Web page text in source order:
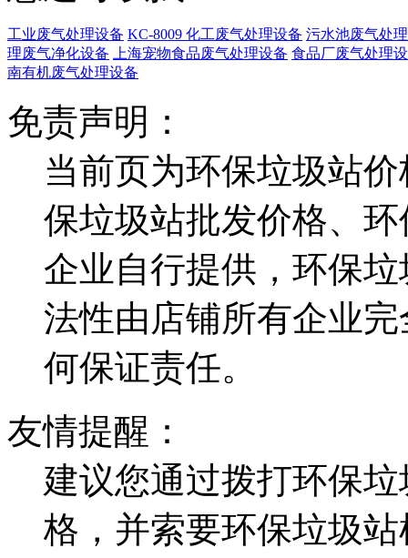
工业废气处理设备 KC-8009 化工废气处理设备 污水池废气处
理废气净化设备
上海宠物食品废气处理设备 食品厂废气处理
南有机废气处理设备
免责声明：
当前页为环保垃圾站
保垃圾站批发价格、
企业自行提供，环保
法性由店铺所有企业
何保证责任。
友情提醒：
建议您通过拨打环保
格，并索要环保垃圾